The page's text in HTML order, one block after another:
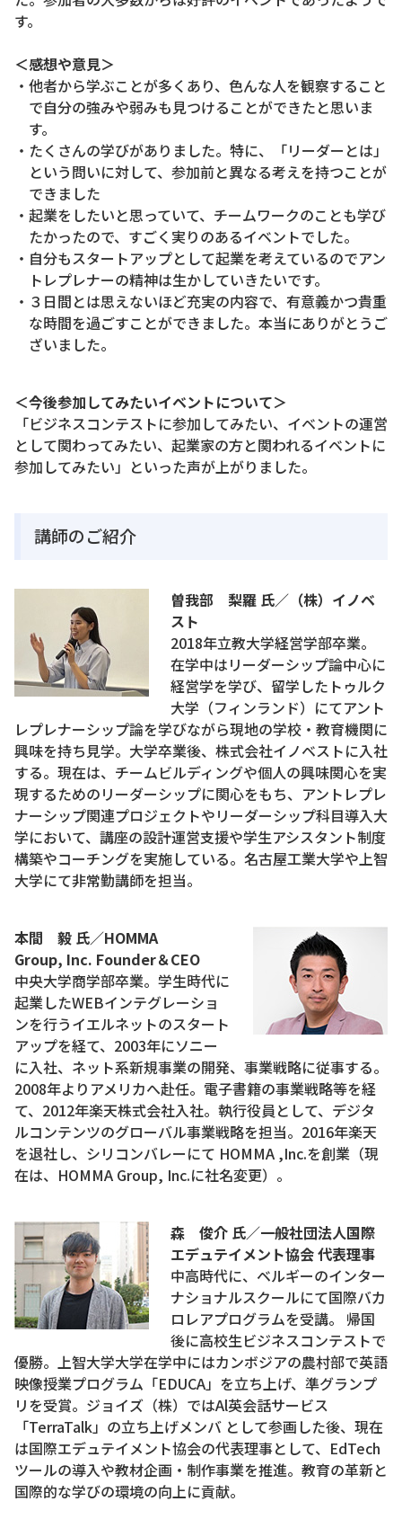
す。
＜感想や意見＞
・他者から学ぶことが多くあり、色んな人を観察すること
で自分の強みや弱みも見つけることができたと思いま
す。
・たくさんの学びがありました。特に、「リーダーとは」
という問いに対して、参加前と異なる考えを持つことが
できました
・起業をしたいと思っていて、チームワークのことも学び
たかったので、すごく実りのあるイベントでした。
・自分もスタートアップとして起業を考えているのでアン
トレプレナーの精神は生かしていきたいです。
・３日間とは思えないほど充実の内容で、有意義かつ貴重
な時間を過ごすことができました。本当にありがとうご
ざいました。
＜今後参加してみたいイベントについて＞
「ビジネスコンテストに参加してみたい、イベントの運営
として関わってみたい、起業家の方と関われるイベントに
参加してみたい」といった声が上がりました。
講師のご紹介
曽我部 梨羅 氏／（株）イノベ
スト
2018年立教大学経営学部卒業。
在学中はリーダーシップ論中心に
経営学を学び、留学したトゥルク
大学（フィンランド）にてアント
レプレナーシップ論を学びながら現地の学校・教育機関に
興味を持ち見学。大学卒業後、株式会社イノベストに入社
する。現在は、チームビルディングや個人の興味関心を実
現するためのリーダーシップに関心をもち、アントレプレ
ナーシップ関連プロジェクトやリーダーシップ科目導入大
学において、講座の設計運営支援や学生アシスタント制度
構築やコーチングを実施している。名古屋工業大学や上智
大学にて非常勤講師を担当。
本間 毅 氏／HOMMA
Group, Inc. Founder＆CEO
中央大学商学部卒業。学生時代に
起業したWEBインテグレーショ
ンを行うイエルネットのスタート
アップを経て、2003年にソニー
に入社、ネット系新規事業の開発、事業戦略に従事する。
2008年よりアメリカへ赴任。電子書籍の事業戦略等を経
て、2012年楽天株式会社入社。執行役員として、デジタ
ルコンテンツのグローバル事業戦略を担当。2016年楽天
を退社し、シリコンバレーにて HOMMA ,Inc.を創業（現
在は、HOMMA Group, Inc.に社名変更）。
森 俊介 氏／一般社団法人国際
エデュテイメント協会 代表理事
中高時代に、ベルギーのインター
ナショナルスクールにて国際バカ
ロレアプログラムを受講。 帰国
後に高校生ビジネスコンテストで
優勝。上智大学大学在学中にはカンボジアの農村部で英語
映像授業プログラム「EDUCA」を立ち上げ、準グランプ
リを受賞。ジョイズ（株）ではAl英会話サービス
「TerraTalk」の立ち上げメンバ として参画した後、現在
は国際エデュテイメント協会の代表理事として、EdTech
ツールの導入や教材企画・制作事業を推進。教育の革新と
国際的な学びの環境の向上に貢献。